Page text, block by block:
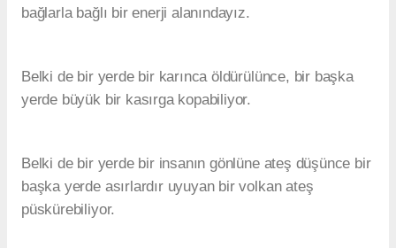
bağlarla bağlı bir enerji alanındayız.
Belki de bir yerde bir karınca öldürülünce, bir başka
yerde büyük bir kasırga kopabiliyor.
Belki de bir yerde bir insanın gönlüne ateş düşünce bir
başka yerde asırlardır uyuyan bir volkan ateş
püskürebiliyor.